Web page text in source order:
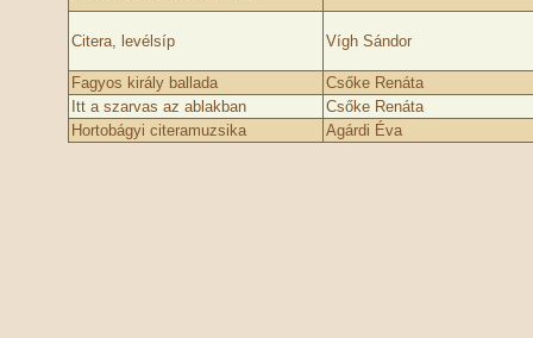
Citera, levélsíp Vígh Sándor
Fagyos király ballada
Csőke Renáta
Itt a szarvas az ablakban
Csőke Renáta
Hortobágyi citeramuzsika
Agárdi Éva